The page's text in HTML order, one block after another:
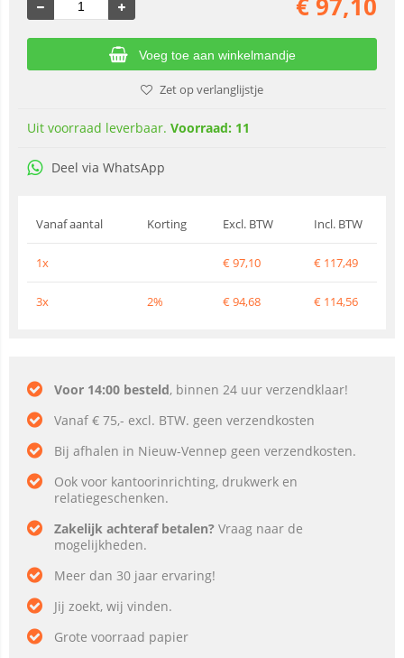
Voeg toe aan winkelmandje
Zet op verlanglijstje
Uit voorraad leverbaar. Voorraad: 11
Deel via WhatsApp
Vanaf aantal Korting Excl. BTW Incl. BTW
1x €97,10 € 117,49
3x 2% €94,68 € 114,56
Voor 14:00 besteld, binnen 24 uur verzendklaar!
Vanaf € 75,- excl. BTW. geen verzendkosten
Bij afhalen in Nieuw-Vennep geen verzendkosten.
Ook voor kantoorinrichting, drukwerk en
relatiegeschenken.
Zakelijk achteraf betalen? Vraag naar de
mogelijkheden.
Meer dan 30 jaar ervaring!
Jij zoekt, wij vinden.
Grote voorraad papier